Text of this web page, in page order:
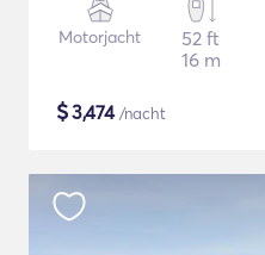
Motorjacht
52 ft
16 m
$3,474/nacht